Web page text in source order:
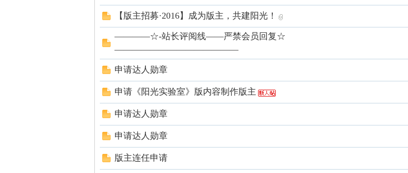
石
油
【版主招募·2016】成为版主，共建阳光！
————☆-站长评阅线——严禁会员回复☆
——————————————
申请达人勋章
申请《阳光实验室》版内容制作版主
申请达人勋章
申请达人勋章
版主连任申请